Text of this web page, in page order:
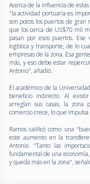
Acerca de la influencia de
"la actividad portuaria es
son pocos los puertos de
que los cerca de US$70 mil
pasan por esos puertos. Ese
logística y transporte, de lo
empresas de la zona. Esa
más, y eso debe estar
Antonio", añadió.
El académico de la
beneficio indirecto. Al
arreglan sus casas, la zona
comercio crece, lo que
Ramos calificó como una
este aumento en la
Antonio. "Tanto las
fundamental de una
y queda más en la zona",